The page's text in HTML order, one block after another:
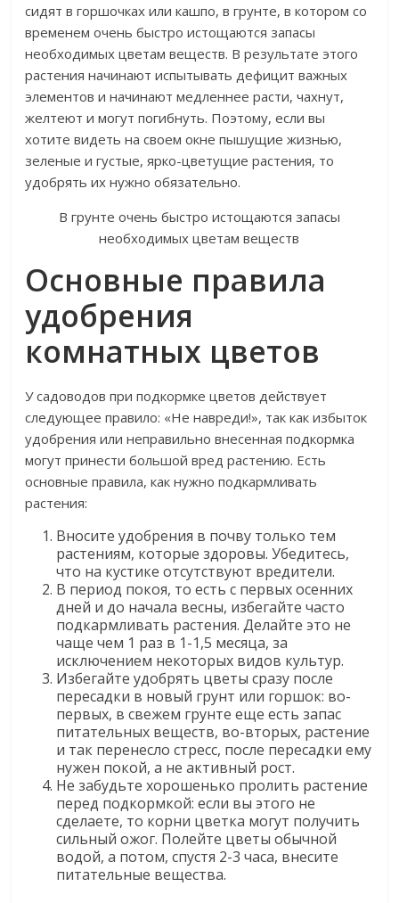
сидят в горшочках или кашпо, в грунте, в котором со
временем очень быстро истощаются запасы
необходимых цветам веществ. В результате этого
растения начинают испытывать дефицит важных
элементов и начинают медленнее расти, чахнут,
желтеют и могут погибнуть. Поэтому, если вы
хотите видеть на своем окне пышущие жизнью,
зеленые и густые, ярко-цветущие растения, то
удобрять их нужно обязательно.
В грунте очень быстро истощаются запасы
необходимых цветам веществ
Основные правила
удобрения
комнатных цветов
У садоводов при подкормке цветов действует
следующее правило: «Не навреди!», так как избыток
удобрения или неправильно внесенная подкормка
могут принести большой вред растению. Есть
основные правила, как нужно подкармливать
растения:
Вносите удобрения в почву только тем
растениям, которые здоровы. Убедитесь,
что на кустике отсутствуют вредители.
В период покоя, то есть с первых осенних
дней и до начала весны, избегайте часто
подкармливать растения. Делайте это не
чаще чем 1 раз в 1-1,5 месяца, за
исключением некоторых видов культур.
Избегайте удобрять цветы сразу после
пересадки в новый грунт или горшок: во-
первых, в свежем грунте еще есть запас
питательных веществ, во-вторых, растение
и так перенесло стресс, после пересадки ему
нужен покой, а не активный рост.
Не забудьте хорошенько пролить растение
перед подкормкой: если вы этого не
сделаете, то корни цветка могут получить
сильный ожог. Полейте цветы обычной
водой, а потом, спустя 2-3 часа, внесите
питательные вещества.